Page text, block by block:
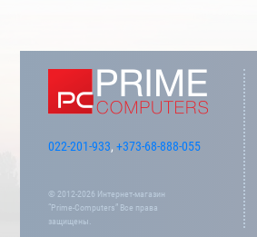
022-201-933, +373-68-888-055
© 2012-2026 Интернет-магазин
“Prime-Computers” Все права
защищены.